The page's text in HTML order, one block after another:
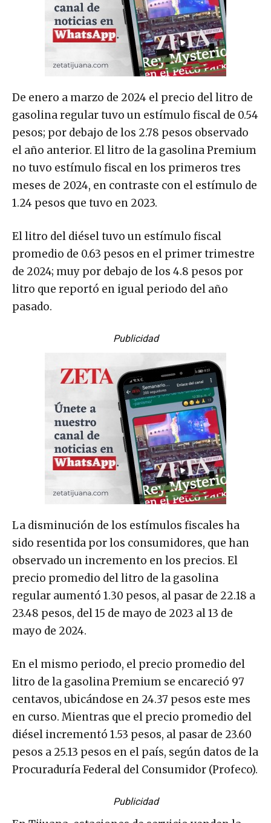
De enero a marzo de 2024 el precio del litro de
gasolina regular tuvo un estímulo fiscal de 0.54
pesos; por debajo de los 2.78 pesos observado
el año anterior. El litro de la gasolina Premium
no tuvo estímulo fiscal en los primeros tres
meses de 2024, en contraste con el estímulo de
1.24 pesos que tuvo en 2023.
El litro del diésel tuvo un estímulo fiscal
promedio de 0.63 pesos en el primer trimestre
de 2024; muy por debajo de los 4.8 pesos por
litro que reportó en igual periodo del año
pasado.
Publicidad
La disminución de los estímulos fiscales ha
sido resentida por los consumidores, que han
observado un incremento en los precios. El
precio promedio del litro de la gasolina
regular aumentó 1.30 pesos, al pasar de 22.18 a
23.48 pesos, del 15 de mayo de 2023 al 13 de
mayo de 2024.
En el mismo periodo, el precio promedio del
litro de la gasolina Premium se encareció 97
centavos, ubicándose en 24.37 pesos este mes
en curso. Mientras que el precio promedio del
diésel incrementó 1.53 pesos, al pasar de 23.60
pesos a 25.13 pesos en el país, según datos de la
Procuraduría Federal del Consumidor (Profeco).
Publicidad